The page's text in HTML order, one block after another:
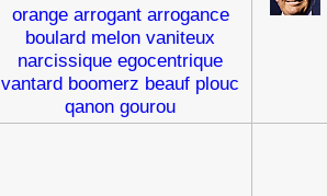
orange arrogant arrogance
boulard melon vaniteux
narcissique egocentrique
vantard boomerz beauf plouc
qanon gourou